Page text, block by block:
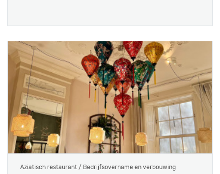
Aziatisch restaurant / Bedrijfsovername en verbouwing